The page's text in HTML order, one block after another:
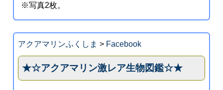
※写真2枚。
アクアマリンふくしま > Facebook
★☆アクアマリン激レア生物図鑑☆★